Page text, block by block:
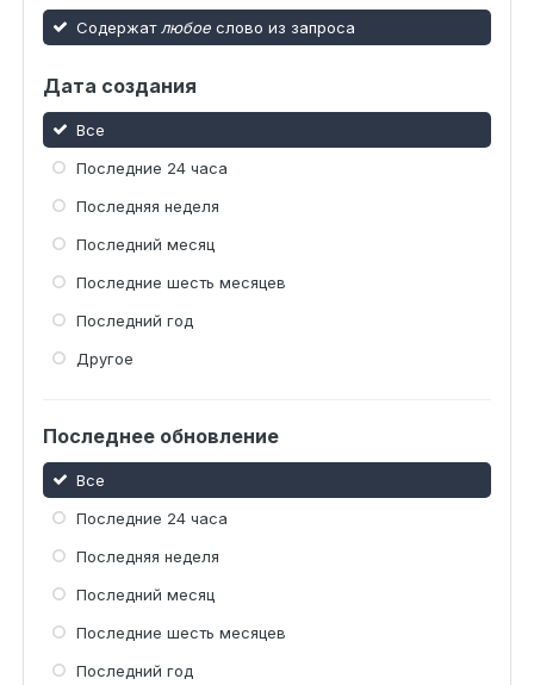
Содержат любое слово из запроса
Дата создания
Все
Последние 24 часа
Последняя неделя
Последний месяц
Последние шесть месяцев
Последний год
Другое
Последнее обновление
Все
Последние 24 часа
Последняя неделя
Последний месяц
Последние шесть месяцев
Последний год